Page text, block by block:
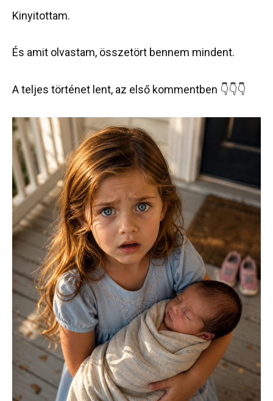
Kinyitottam.
És amit olvastam, összetört bennem mindent.
A teljes történet lent, az első kommentben 👇👇👇